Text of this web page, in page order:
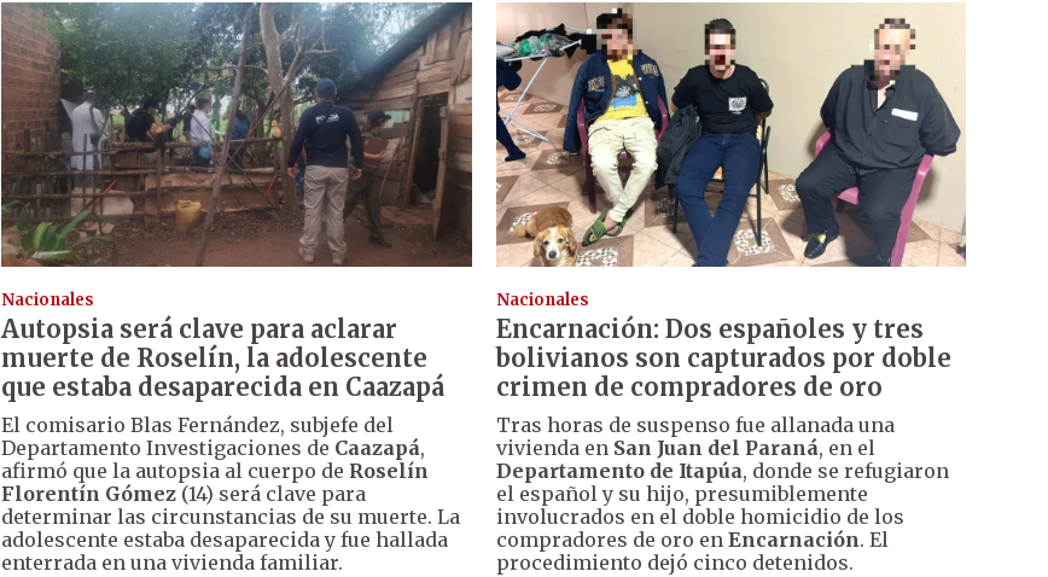
Nacionales
Autopsia será clave para aclarar
muerte de Roselín, la adolescente
que estaba desaparecida en Caazapá
El comisario Blas Fernández, subjefe del
Departamento Investigaciones de Caazapá,
afirmó que la autopsia al cuerpo de Roselín
Florentín Gómez (14) será clave para
determinar las circunstancias de su muerte. La
adolescente estaba desaparecida y fue hallada
enterrada en una vivienda familiar.
Nacionales
Encarnación: Dos españoles y tres
bolivianos son capturados por doble
crimen de compradores de oro
Tras horas de suspenso fue allanada una
vivienda en San Juan del Paraná, en el
Departamento de Itapúa, donde se refugiaron
el español y su hijo, presumiblemente
involucrados en el doble homicidio de los
compradores de oro en Encarnación. El
procedimiento dejó cinco detenidos.